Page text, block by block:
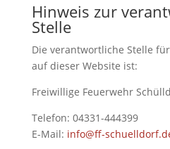
Hinweis zur
Stelle
Die verantwortliche Stelle
auf dieser Website ist:
Freiwillige Feuerwehr
Telefon: 04331-444399
E-Mail: info@ff-